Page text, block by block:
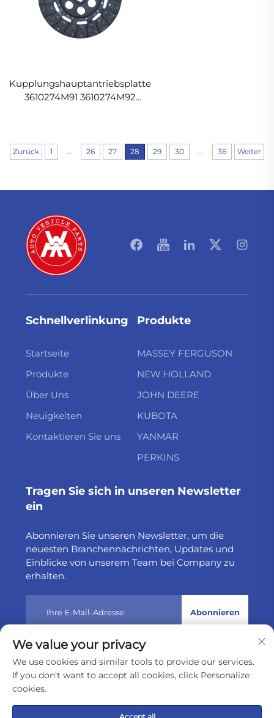
Kupplungshauptantriebsplatte
3610274M91 3610274M92
Zurück 1 26 27 28 29 30 36 Weiter
Schnellverlinkung
Startseite
Produkte
Über Uns
Neuigkeiten
Kontaktieren Sie uns
Produkte
MASSEY FERGUSON
NEW HOLLAND
JOHN DEERE
KUBOTA
YANMAR
PERKINS
Tragen Sie sich in unseren Newsletter
ein
Abonnieren Sie unseren Newsletter, um die
neuesten Branchennachrichten, Updates und
Einblicke von unserem Team bei Company zu
erhalten.
Abonnieren
Urheberrecht © 2025 by Weltake Import & Export Company
Limited
Datenschutzrichtlinie
We value your privacy
We use cookies and similar tools to provide our services.
If you don't want to accept all cookies, click Personalize
cookies.